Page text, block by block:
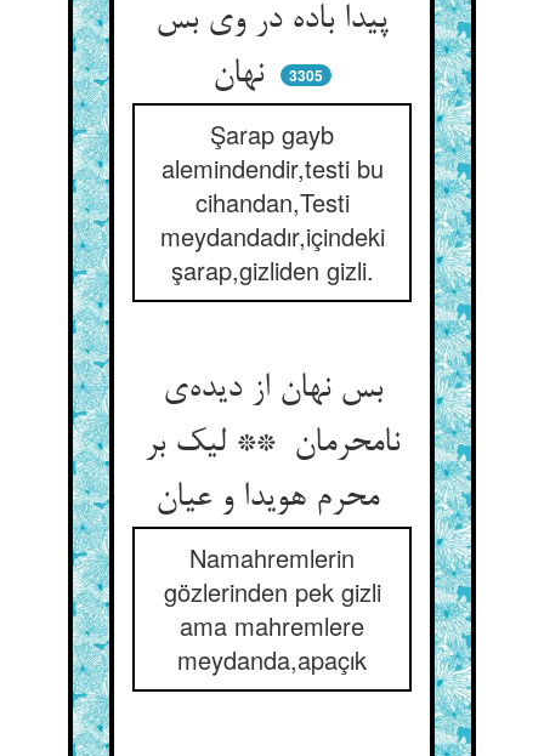
پیدا باده در وی بس
نهان
3305
Şarap gayb
alemindendir,testi bu
cihandan,Testi
meydandadır,içindeki
şarap,gizliden gizli.
بس نهان از دیده‌ی
نامحرمان ** لیک بر
محرم هویدا و عیان
Namahremlerin
gözlerinden pek gizli
ama mahremlere
meydanda,apaçık